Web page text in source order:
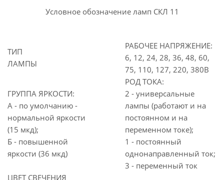
Условное обозначение ламп СКЛ 11
ТИП
ЛАМПЫ
РАБОЧЕЕ НАПРЯЖЕНИЕ:
6, 12, 24, 28, 36, 48, 60,
75, 110, 127, 220, 380В
ГРУППА ЯРКОСТИ:
А - по умолчанию -
нормальной яркости
(15 мкд);
Б - повышенной
яркости (36 мкд)
РОД ТОКА:
2 - универсальные
лампы (работают и на
постоянном и на
переменном токе);
1 - постоянный
однонаправленный ток;
3 - переменный ток
ЦВЕТ СВЕЧЕНИЯ